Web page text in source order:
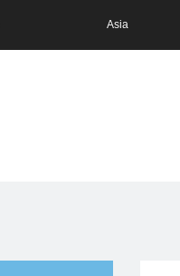
Asia